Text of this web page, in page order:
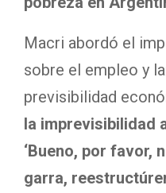
Macri abordó el
sobre el empleo y
previsibilidad
la imprevisibilidad
‘Bueno, por favor,
garra,